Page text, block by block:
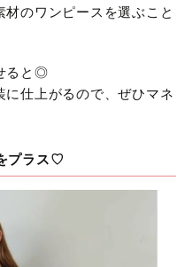
のワンピースを選ぶこと
ると◎
仕上がるので、ぜひマネ
プラス♡